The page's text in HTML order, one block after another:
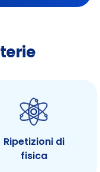
Ripetizioni di
fisica